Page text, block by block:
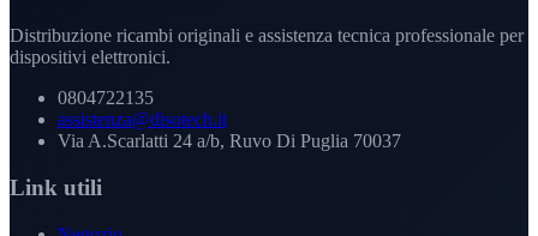
Distribuzione ricambi originali e assistenza tecnica professionale per
dispositivi elettronici.
0804722135
assistenza@disotech.it
Via A.Scarlatti 24 a/b, Ruvo Di Puglia 70037
Link utili